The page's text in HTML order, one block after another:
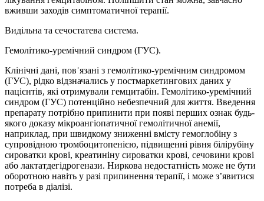
вживши заходів симптоматичної терапії.
Видільна та сечостатева система.
Гемолітико-уремічний синдром (ГУС).
Клінічні дані, повʾязані з гемолітико-уремічним синдромом
(ГУС), рідко відзначались у постмаркетингових даних у
пацієнтів, які отримували гемцитабін. Гемолітико-уремічний
синдром (ГУС) потенційно небезпечний для життя. Введення
препарату потрібно припинити при появі перших ознак будь-
якого доказу мікроангіопатичної гемолітичної анемії,
наприклад, при швидкому зниженні вмісту гемоглобіну з
супровідною тромбоцитопенією, підвищенні рівня білірубіну
сироватки крові, креатиніну сироватки крові, сечовини крові
або лактатдегідрогенази. Ниркова недостатність може не бути
оборотною навіть у разі припинення терапії, і може з’явитися
потреба в діалізі.